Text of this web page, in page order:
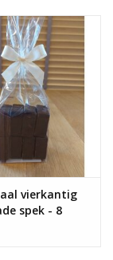
vierkantig
spek - 8